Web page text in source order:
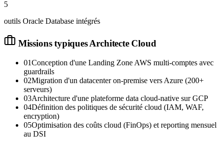
5
outils Oracle Database intégrés
Missions typiquesArchitecte Cloud
01Conception d'une Landing Zone AWS multi-comptes avec
guardrails
02Migration d'un datacenter on-premise vers Azure (200+
serveurs)
03Architecture d'une plateforme data cloud-native sur GCP
04Définition des politiques de sécurité cloud (IAM, WAF,
encryption)
05Optimisation des coûts cloud (FinOps) et reporting mensuel
au DSI